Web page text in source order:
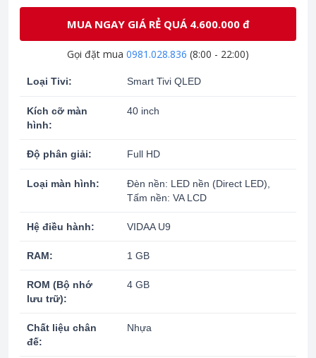
MUA NGAY GIÁ RẺ QUÁ 4.600.000 đ
Gọi đặt mua 0981.028.836 (8:00 - 22:00)
Loại Tivi: Smart Tivi QLED
Kích cỡ màn
hình:
40 inch
Độ phân giải: Full HD
Loại màn hình:
Đèn nền: LED nền (Direct LED),
Tấm nền: VA LCD
Hệ điều hành: VIDAA U9
RAM: 1 GB
ROM (Bộ nhớ
lưu trữ):
4 GB
Chất liệu chân
đế:
Nhựa